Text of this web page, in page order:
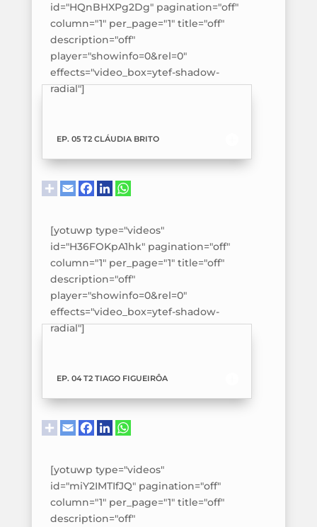
id="HQnBHXPg2Dg" pagination="off"
column="1" per_page="1" title="off"
description="off"
player="showinfo=0&rel=0"
effects="video_box=ytef-shadow-
radial"]
EP. 05 T2 CLÁUDIA BRITO
[yotuwp type="videos"
id="H36FOKpA1hk" pagination="off"
column="1" per_page="1" title="off"
description="off"
player="showinfo=0&rel=0"
effects="video_box=ytef-shadow-
radial"]
EP. 04 T2 TIAGO FIGUEIRÔA
[yotuwp type="videos"
id="miY2IMTIfJQ" pagination="off"
column="1" per_page="1" title="off"
description="off"